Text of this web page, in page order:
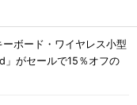
ボード・ワイヤレス小型
」がセールで15％オフの